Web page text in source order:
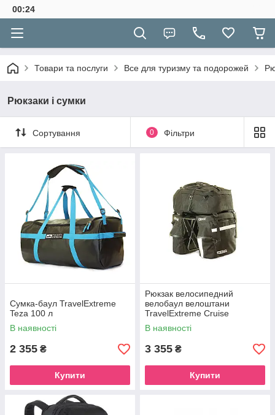
00:24
Товари та послуги Все для туризму та подорожей
Рюкзаки і сумки
Сортування 0 Фільтри
Сумка-баул TravelExtreme
Teza 100 л
В наявності
2 355 ₴
Купити
Рюкзак велосипедний
велобаул велоштани
TravelExtreme Cruise
В наявності
3 355 ₴
Купити